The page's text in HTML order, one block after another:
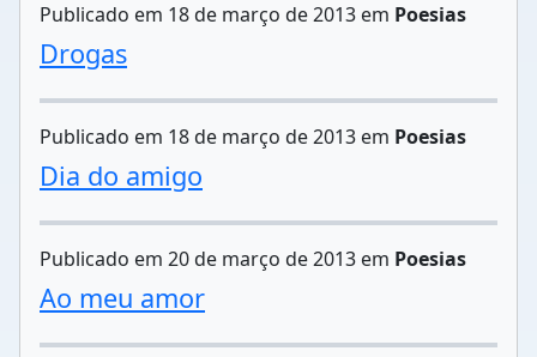
Publicado em 18 de março de 2013 em Poesias
Drogas
Publicado em 18 de março de 2013 em Poesias
Dia do amigo
Publicado em 20 de março de 2013 em Poesias
Ao meu amor